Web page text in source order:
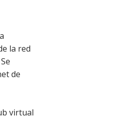
la red
de
virtual